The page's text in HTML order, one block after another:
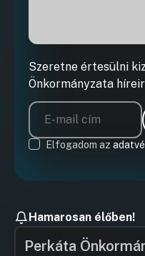
Szeretne értesülni
Önkormányzata
Elfogadom az
Hamarosan élőben!
Perkáta